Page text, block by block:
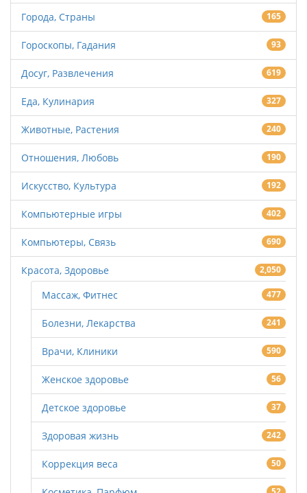
Города, Страны 165
Гороскопы, Гадания 93
Досуг, Развлечения 619
Еда, Кулинария 327
Животные, Растения 240
Отношения, Любовь 190
Искусство, Культура 192
Компьютерные игры 402
Компьютеры, Связь 690
Красота, Здоровье 2,050
Массаж, Фитнес 477
Болезни, Лекарства 241
Врачи, Клиники 590
Женское здоровье 56
Детское здоровье 37
Здоровая жизнь 242
Коррекция веса 50